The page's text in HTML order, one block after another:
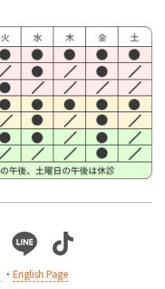
LineTikTok
・ English Page